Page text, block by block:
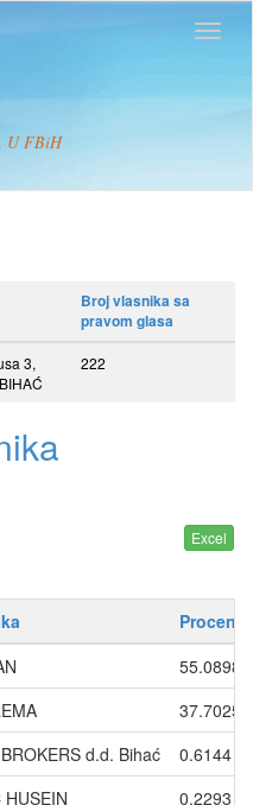
U FBiH
Broj vlasnika sa
pravom glasa
3,
222
Procenti
55.0898
37.7025
d.d. Bihać
0.6144
HUSEIN
0.2293